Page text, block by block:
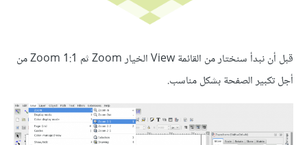
قبل أن نبدأ سنختار من القائمة View الخيار Zoom ثم Zoom 1:1 من
أجل تكبير الصفحة بشكل مناسب.